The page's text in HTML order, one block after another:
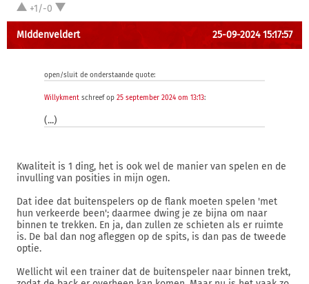
+1/-0
MIddenveldert 25-09-2024 15:17:57
open/sluit de onderstaande quote:
Willykment schreef op 25 september 2024 om 13:13:
(...)
Kwaliteit is 1 ding, het is ook wel de manier van spelen en de
invulling van posities in mijn ogen.
Dat idee dat buitenspelers op de flank moeten spelen 'met
hun verkeerde been'; daarmee dwing je ze bijna om naar
binnen te trekken. En ja, dan zullen ze schieten als er ruimte
is. De bal dan nog afleggen op de spits, is dan pas de tweede
optie.
Wellicht wil een trainer dat de buitenspeler naar binnen trekt,